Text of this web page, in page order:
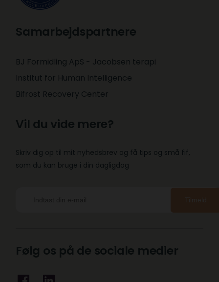
Samarbejdspartnere
BJ Formidling ApS​ - Jacobsen terapi
Institut for Human Intelligence
Bifrost Recovery Center
Vil du vide mere?
Skriv dig op til mit nyhedsbrev og få tips og små fif,
som du kan bruge i din dagligdag
Følg os på de sociale medier